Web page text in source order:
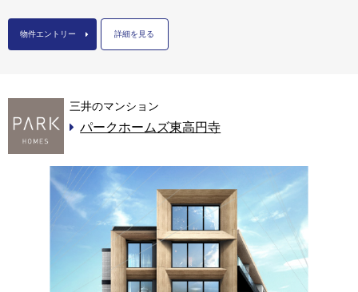
物件エントリー 詳細を見る
三井のマンション
パークホームズ東高円寺